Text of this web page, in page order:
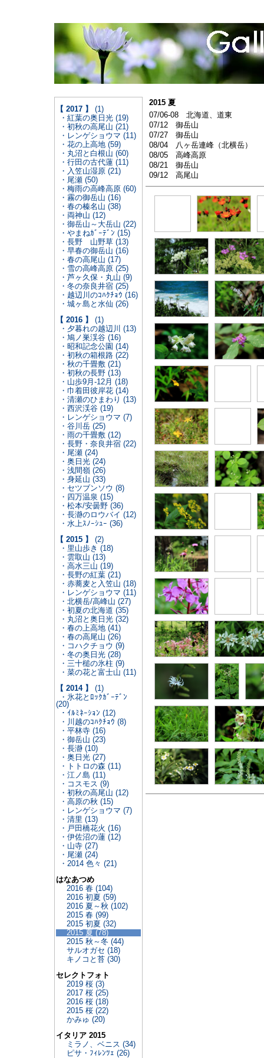
【 2017 】
(1)
・紅葉の奥日光 (19)
・初秋の高尾山 (21)
・レンゲショウマ (11)
・花の上高地 (59)
・丸沼と白根山 (60)
・行田の古代蓮 (11)
・入笠山湿原 (21)
・尾瀬 (50)
・梅雨の高峰高原 (60)
・霧の御岳山 (16)
・春の榛名山 (38)
・両神山 (12)
・御岳山～大岳山 (22)
・やまねｶﾞｰﾃﾞﾝ (15)
・長野 山野草 (13)
・早春の御岳山 (16)
・春の高尾山 (17)
・雪の高峰高原 (25)
・芦ヶ久保・丸山 (9)
・冬の奈良井宿 (25)
・越辺川のｺﾊｸﾁｮｳ (16)
・城ヶ島と水仙 (26)
【 2016 】
(1)
・夕暮れの越辺川 (13)
・鳩ノ巣渓谷 (16)
・昭和記念公園 (14)
・初秋の箱根路 (22)
・秋の千畳敷 (21)
・初秋の長野 (13)
・山歩9月-12月 (18)
・巾着田彼岸花 (14)
・清瀬のひまわり (13)
・西沢渓谷 (19)
・レンゲショウマ (7)
・谷川岳 (25)
・雨の千畳敷 (12)
・長野・奈良井宿 (22)
・尾瀬 (24)
・奥日光 (24)
・浅間嶺 (26)
・身延山 (33)
・セツブンソウ (8)
・四万温泉 (15)
・松本/安曇野 (36)
・長瀞のロウバイ (12)
・水上ｽﾉｰｼｭｰ (36)
【 2015 】
(2)
・里山歩き (18)
・雲取山 (13)
・高水三山 (19)
・長野の紅葉 (21)
・赤蕎麦と入笠山 (18)
・レンゲショウマ (11)
・北横岳/高峰山 (27)
・初夏の北海道 (35)
・丸沼と奥日光 (32)
・春の上高地 (41)
・春の高尾山 (26)
・コハクチョウ (9)
・冬の奥日光 (28)
・三十槌の氷柱 (9)
・菜の花と富士山 (11)
【 2014 】
(1)
・氷花とﾛｯｸｶﾞｰﾃﾞﾝ
(20)
・ｲﾙﾐﾈｰｼｮﾝ (12)
・川越のｺﾊｸﾁｮｳ (8)
・平林寺 (16)
・御岳山 (23)
・長瀞 (10)
・奥日光 (27)
・トトロの森 (11)
・江ノ島 (11)
・コスモス (9)
・初秋の高尾山 (12)
・高原の秋 (15)
・レンゲショウマ (7)
・清里 (13)
・戸田橋花火 (16)
・伊佐沼の蓮 (12)
・山寺 (27)
・尾瀬 (24)
・2014 色々 (21)
はなあつめ
2016 春 (104)
2016 初夏 (59)
2016 夏～秋 (102)
2015 春 (99)
2015 初夏 (32)
2015 夏 (78)
2015 秋～冬 (44)
サルオガセ (18)
キノコと苔 (30)
セレクトフォト
2019 桜 (3)
2017 桜 (25)
2016 桜 (18)
2015 桜 (22)
かみゅ (20)
イタリア 2015
ミラノ、ベニス (34)
ピサ・ﾌｨﾚﾝﾂｪ (26)
2015 夏
07/06-08 北海道、道東
07/12 御岳山
07/27 御岳山
08/04 八ヶ岳連峰（北横岳）
08/05 高峰高原
08/21 御岳山
09/12 高尾山